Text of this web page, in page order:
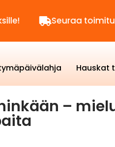
Seuraa toimitusta: <<
Hauskat
–